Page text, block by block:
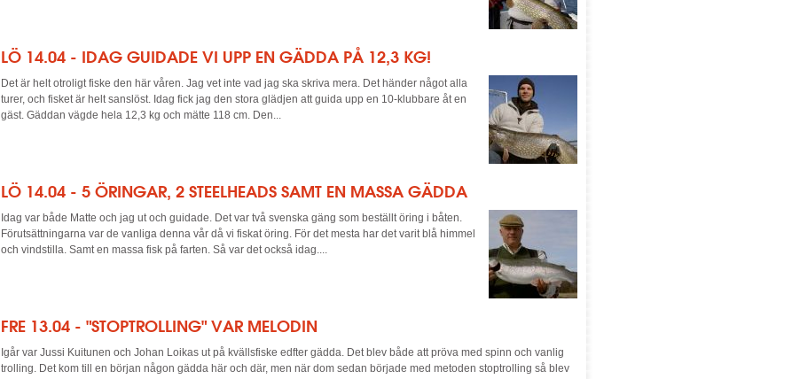
LÖ 14.04 - IDAG GUIDADE VI UPP EN GÄDDA PÅ 12,3 KG!
Det är helt otroligt fiske den här våren. Jag vet inte vad jag ska skriva mera. Det händer något alla
turer, och fisket är helt sanslöst. Idag fick jag den stora glädjen att guida upp en 10-klubbare åt en
gäst. Gäddan vägde hela 12,3 kg och mätte 118 cm. Den...
LÖ 14.04 - 5 ÖRINGAR, 2 STEELHEADS SAMT EN MASSA GÄDDA
Idag var både Matte och jag ut och guidade. Det var två svenska gäng som beställt öring i båten.
Förutsättningarna var de vanliga denna vår då vi fiskat öring. För det mesta har det varit blå himmel
och vindstilla. Samt en massa fisk på farten. Så var det också idag....
FRE 13.04 - "STOPTROLLING" VAR MELODIN
Igår var Jussi Kuitunen och Johan Loikas ut på kvällsfiske edfter gädda. Det blev både att pröva med spinn och vanlig
trolling. Det kom till en början någon gädda här och där, men när dom sedan började med metoden stoptrolling så blev